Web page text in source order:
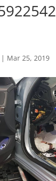
| Mar 25, 2019